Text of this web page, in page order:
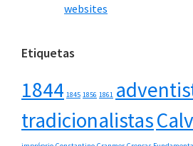
websites
Etiquetas
1844 1845 1856 1861
tradicionalistas